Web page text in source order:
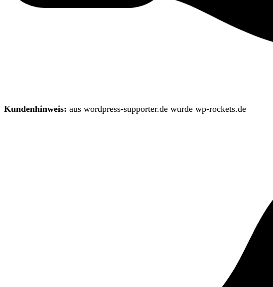
Kundenhinweis: aus wordpress-supporter.de wurde wp-rockets.de